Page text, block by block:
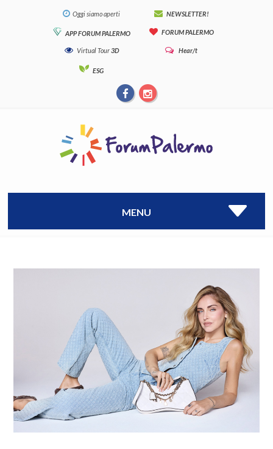
Oggi siamo aperti NEWSLETTER!
APP FORUM PALERMO FORUM PALERMO
Virtual Tour3D Hear/t
ESG
MENU